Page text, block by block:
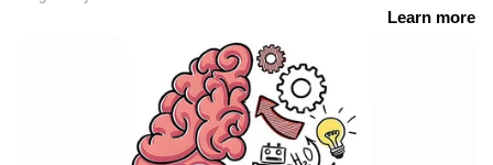
ഒഴിവാക്കു, ലേലത്തില്‍
വാങ്ങാം';
റുതുരാജിനെതിരെ
തുറന്നടിച്ച് ശ്രീകാന്ത്